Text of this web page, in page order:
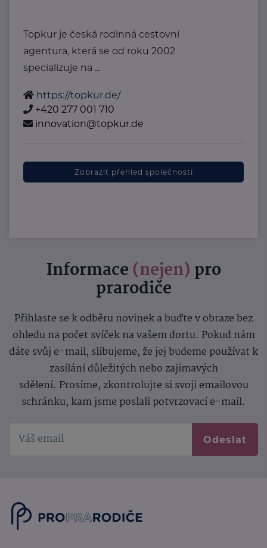
Topkur je česká rodinná cestovní
agentura, která se od roku 2002
specializuje na ...
https://topkur.de/
+420 277 001 710
innovation@topkur.de
Zobrazit přehled společností
Informace (nejen) pro
prarodiče
Přihlaste se k odběru novinek a buďte v obraze bez
ohledu na počet svíček na vašem dortu. Pokud nám
dáte svůj e-mail, slibujeme, že jej budeme používat k
zasílání důležitých nebo zajímavých
sdělení. Prosíme, zkontrolujte si svoji emailovou
schránku, kam jsme poslali potvrzovací e-mail.
Odeslat